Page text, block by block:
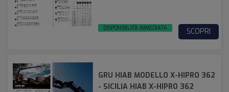
DISPONIBILITÀ IMMEDIATA SCOPRI
GRU HIAB MODELLO X-HIPRO 362
- SICILIA HIAB X-HIPRO 362